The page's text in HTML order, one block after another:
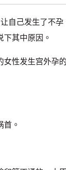
己发生了不孕
其中原因。
女性发生宫外孕
。